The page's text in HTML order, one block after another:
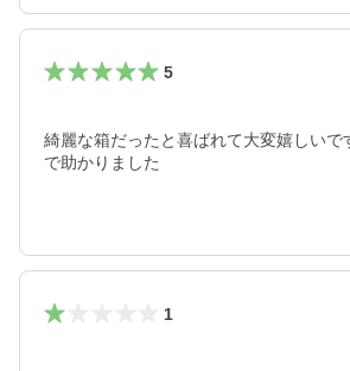
5
綺麗な箱だったと喜ばれて大変嬉しいで
で助かりました
1